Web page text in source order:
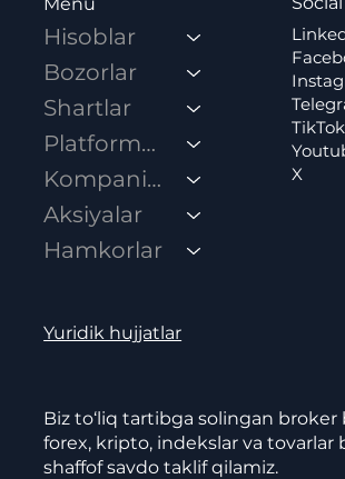
Hisoblar
Bozorlar
Shartlar
Platformalar
Kompaniya
Aksiyalar
Hamkorlar
Yuridik hujjatlar
TikTok
X
Biz to‘liq tartibga solingan broker
forex, kripto, indekslar va tovarlar
shaffof savdo taklif qilamiz.